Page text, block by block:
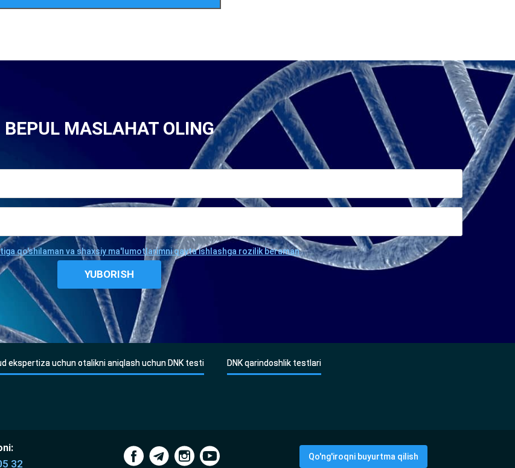
BEPUL MASLAHAT OLING
qo'shilaman va shaxsiy ma'lumotlarimni qayta ishlashga rozilik beraman
ekspertiza uchun otalikni aniqlash uchun DNK testi DNK qarindoshlik testlari
32
Qo'ng'iroqni buyurtma qilish